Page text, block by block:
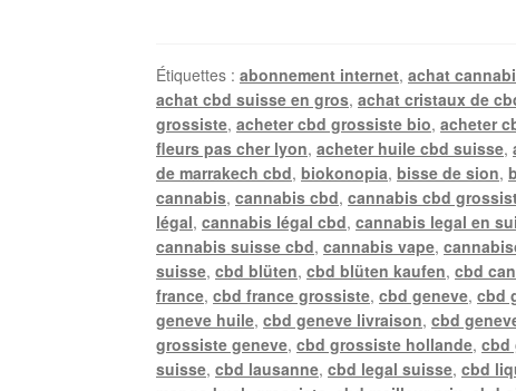
Étiquettes :abonnement internet,achat
achat cbd suisse en gros,achat cristaux de
grossiste,acheter cbd grossiste bio,acheter
fleurs pas cher lyon,acheter huile cbd suisse,
de marrakech cbd,biokonopia,bisse de sion,
cannabis,cannabis cbd,cannabis cbd
légal,cannabis légal cbd,cannabis legal en
cannabis suisse cbd,cannabis vape,
suisse,cbd blüten,cbd blüten kaufen,cbd
france,cbd france grossiste,cbd geneve,cbd
geneve huile,cbd geneve livraison,cbd
grossiste geneve,cbd grossiste hollande,cbd
suisse,cbd lausanne,cbd legal suisse,cbd